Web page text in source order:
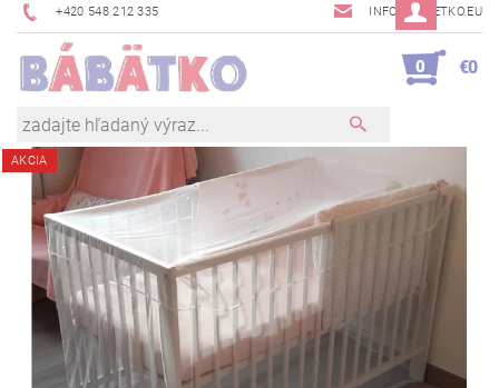
+420 548 212 335 INFO@BABETKO.EU
0 €0
AKCIA